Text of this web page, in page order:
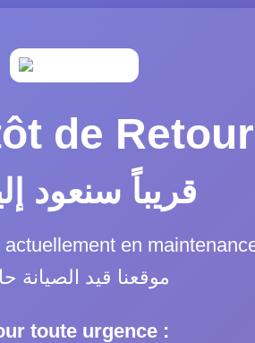
de Retour
قريباً سنعود
en
موقعنا قيد الصيانة
toute urgence :